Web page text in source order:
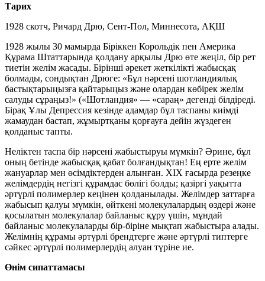
Тарих
1928 скотч, Ричард Дрю, Сент-Пол, Миннесота, АҚШ
1928 жылы 30 мамырда Біріккен Корольдік пен Америка
Құрама Штаттарында қолдану арқылы Дрю өте жеңіл, бір рет
тиетін желім жасады. Бірінші әрекет жеткілікті жабысқақ
болмады, сондықтан Дрюге: «Бұл нәрсені шотландиялық
бастықтарыңызға қайтарыңыз және олардан көбірек желім
салуды сұраңыз!» («Шотландия» — «сараң» дегенді білдіреді.
Бірақ Ұлы Депрессия кезінде адамдар бұл таспаны киімді
жамаудан бастап, жұмыртқаны қорғауға дейін жүздеген
қолданыс тапты.
Неліктен таспа бір нәрсені жабыстыруы мүмкін? Әрине, бұл
оның бетінде жабысқақ қабат болғандықтан! Ең ерте желім
жануарлар мен өсімдіктерден алынған. ХІХ ғасырда резеңке
желімдердің негізгі құрамдас бөлігі болды; қазіргі уақытта
әртүрлі полимерлер кеңінен қолданылады. Желімдер заттарға
жабысып қалуы мүмкін, өйткені молекулалардың өздері және
қосылатын молекулалар байланыс құру үшін, мұндай
байланыс молекулаларды бір-біріне мықтап жабыстыра алады.
Желімнің құрамы әртүрлі брендтерге және әртүрлі типтерге
сәйкес әртүрлі полимерлердің алуан түріне ие.
Өнім сипаттамасы